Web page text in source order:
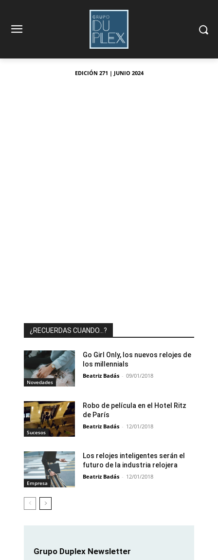
EDICIÓN 271 | JUNIO 2024
¿RECUERDAS CUANDO…?
Novedades
Go Girl Only, los nuevos relojes de
los millennials
Beatriz Badás - 09/01/2018
Sucesos
Robo de película en el Hotel Ritz
de París
Beatriz Badás - 12/01/2018
Empresa
Los relojes inteligentes serán el
futuro de la industria relojera
Beatriz Badás - 12/01/2018
Grupo Duplex Newsletter